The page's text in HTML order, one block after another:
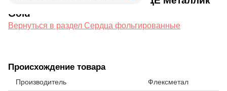
Gold
Вернуться в раздел Сердца фольгированные
Происхождение товара
Производитель Флексметал